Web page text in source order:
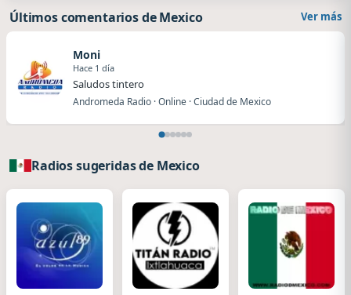
Últimos comentarios de Mexico Ver más
Moni
Hace 1 día
Saludos tintero
Andromeda Radio · Online · Ciudad de Mexico
Radios sugeridas de Mexico